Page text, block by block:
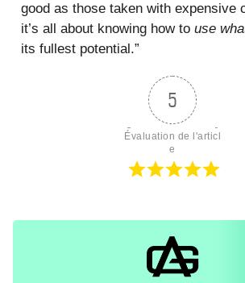
good as those taken with
it’s all about knowing how to use
its fullest potential.”
5
Évaluation de l'articl
e